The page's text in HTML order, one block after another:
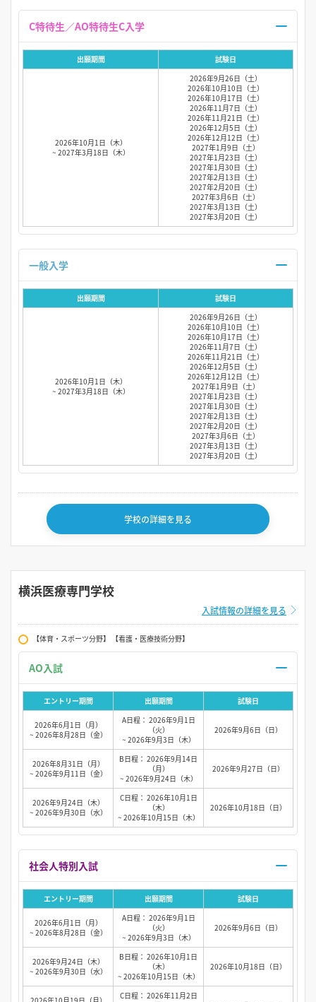
出願期間 試験日
2026年10月1日（木）
~ 2027年3月18日（木）
2026年9月26日（土）
2026年10月10日（土）
2026年10月17日（土）
2026年11月7日（土）
2026年11月21日（土）
2026年12月5日（土）
2026年12月12日（土）
2027年1月9日（土）
2027年1月23日（土）
2027年1月30日（土）
2027年2月13日（土）
2027年2月20日（土）
2027年3月6日（土）
2027年3月13日（土）
2027年3月20日（土）
出願期間 試験日
2026年10月1日（木）
~ 2027年3月18日（木）
2026年9月26日（土）
2026年10月10日（土）
2026年10月17日（土）
2026年11月7日（土）
2026年11月21日（土）
2026年12月5日（土）
2026年12月12日（土）
2027年1月9日（土）
2027年1月23日（土）
2027年1月30日（土）
2027年2月13日（土）
2027年2月20日（土）
2027年3月6日（土）
2027年3月13日（土）
2027年3月20日（土）
学校の詳細を見る
横浜医療専門学校
入試情報の詳細を見る
【体育・スポーツ分野】 【看護・医療技術分野】
エントリー期間 出願期間 試験日
2026年6月1日（月）
~ 2026年8月28日（金）
A日程： 2026年9月1日
（火）
~ 2026年9月3日（木）
2026年9月6日（日）
2026年8月31日（月）
~ 2026年9月11日（金）
B日程： 2026年9月14日
（月）
~ 2026年9月24日（木）
2026年9月27日（日）
2026年9月24日（木）
~ 2026年9月30日（水）
C日程： 2026年10月1日
（木）
~ 2026年10月15日（木）
2026年10月18日（日）
エントリー期間 出願期間 試験日
2026年6月1日（月）
~ 2026年8月28日（金）
A日程： 2026年9月1日
（火）
~ 2026年9月3日（木）
2026年9月6日（日）
2026年9月24日（木）
~ 2026年9月30日（水）
B日程： 2026年10月1日
（木）
~ 2026年10月15日（木）
2026年10月18日（日）
C日程： 2026年11月2日